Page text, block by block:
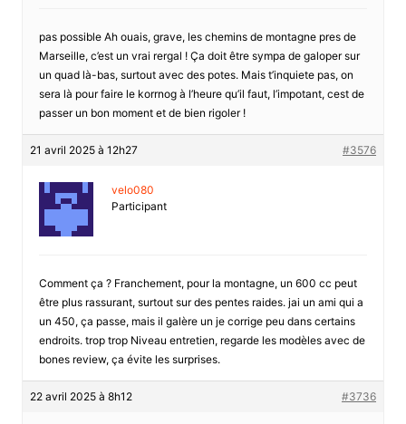
pas possible Ah ouais, grave, les chemins de montagne pres de
Marseille, c’est un vrai rergal ! Ça doit être sympa de galoper sur
un quad là-bas, surtout avec des potes. Mais t’inquiete pas, on
sera là pour faire le korrnog à l’heure qu’il faut, l’impotant, cest de
passer un bon moment et de bien rigoler !
21 avril 2025 à 12h27 #3576
velo080
Participant
Comment ça ? Franchement, pour la montagne, un 600 cc peut
être plus rassurant, surtout sur des pentes raides. jai un ami qui a
un 450, ça passe, mais il galère un je corrige peu dans certains
endroits. trop trop Niveau entretien, regarde les modèles avec de
bones review, ça évite les surprises.
22 avril 2025 à 8h12 #3736